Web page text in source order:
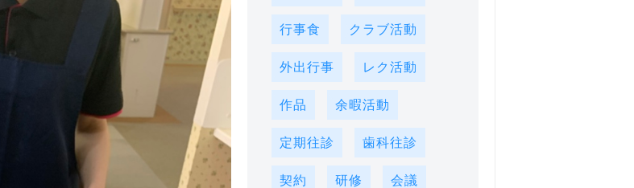
行事食 クラブ活動
外出行事 レク活動
作品 余暇活動
定期往診 歯科往診
契約 研修 会議